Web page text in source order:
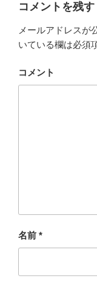
コメントを残す
メールアドレスが
いている欄は必須
コメント
名前 *